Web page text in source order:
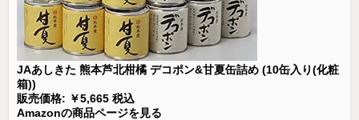
JAあしきた 熊本芦北柑橘 デコポン&甘夏缶詰め (10缶入り(化粧
箱))
販売価格: ￥5,665 税込
Amazonの商品ページを見る